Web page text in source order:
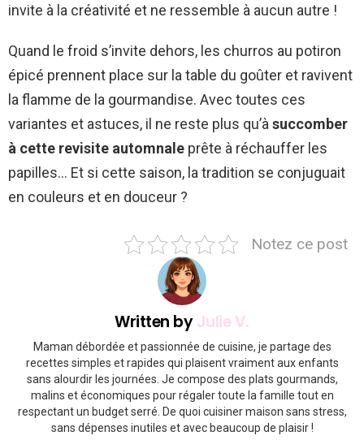
invite à la créativité et ne ressemble à aucun autre !
Quand le froid s’invite dehors, les churros au potiron
épicé prennent place sur la table du goûter et ravivent
la flamme de la gourmandise. Avec toutes ces
variantes et astuces, il ne reste plus qu’à succomber
à cette revisite automnale prête à réchauffer les
papilles… Et si cette saison, la tradition se conjuguait
en couleurs et en douceur ?
Notez ce post
Written byJulie V.
Maman débordée et passionnée de cuisine, je partage des
recettes simples et rapides qui plaisent vraiment aux enfants
sans alourdir les journées. Je compose des plats gourmands,
malins et économiques pour régaler toute la famille tout en
respectant un budget serré. De quoi cuisiner maison sans stress,
sans dépenses inutiles et avec beaucoup de plaisir !